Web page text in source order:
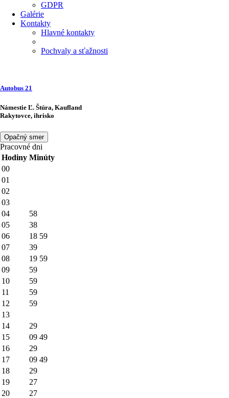
GDPR
Galérie
Kontakty
Hlavné kontakty
Pochvaly a sťažnosti
Autobus 21
Námestie Ľ. Štúra, Kaufland
Rakytovce, ihrisko
Opačný smer
Pracovné dni
Hodiny Minúty
00
01
02
03
04
58
05
38
06
18 59
07
39
08
19 59
09
59
10
59
11
59
12
59
13
14
29
15
09 49
16
29
17
09 49
18
29
19
27
20
27